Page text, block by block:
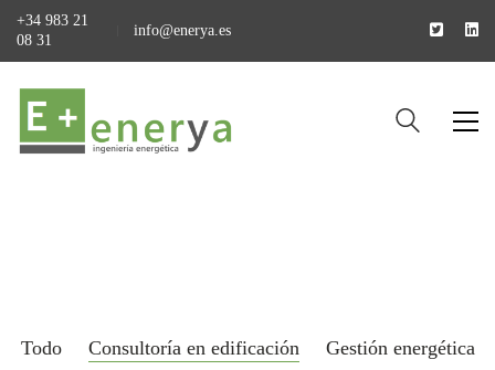
+34 983 21
08 31
info@enerya.es
Todo Consultoría en edificación Gestión energética